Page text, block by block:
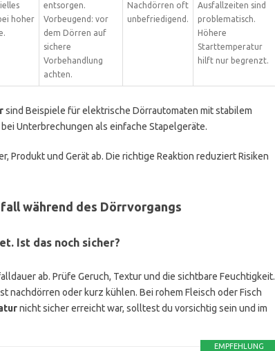
hoher
entsorgen.
Vorbeugend: vor
dem Dörren auf
sichere
Vorbehandlung
achten.
Nachdörren oft
unbefriedigend.
Ausfallzeiten sind
problematisch.
Höhere
Starttemperatur
hilft nur begrenzt.
sind Beispiele für elektrische Dörrautomaten mit stabilem
Unterbrechungen als einfache Stapelgeräte.
Produkt und Gerät ab. Die richtige Reaktion reduziert Risiken
während des Dörrvorgangs
Ist das noch sicher?
ab. Prüfe Geruch, Textur und die sichtbare Feuchtigkeit.
nachdörren oder kurz kühlen. Bei rohem Fleisch oder Fisch
nicht sicher erreicht war, solltest du vorsichtig sein und im
EMPFEHLUNG